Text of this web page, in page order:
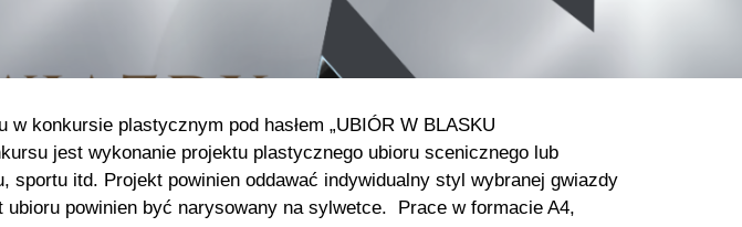
konkursie plastycznym pod hasłem „UBIÓR W BLASKU
jest wykonanie projektu plastycznego ubioru scenicznego lub
itd. Projekt powinien oddawać indywidualny styl wybranej gwiazdy
powinien być narysowany na sylwetce. Prace w formacie A4,